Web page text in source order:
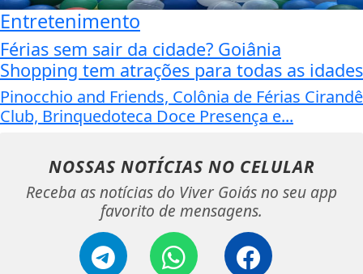
Entretenimento
Férias sem sair da cidade? Goiânia
Shopping tem atrações para todas as idades
Pinocchio and Friends, Colônia de Férias Cirandê
Club, Brinquedoteca Doce Presença e...
NOSSAS NOTÍCIAS NO CELULAR
Receba as notícias do Viver Goiás no seu app
favorito de mensagens.